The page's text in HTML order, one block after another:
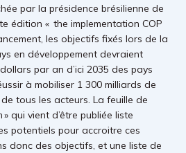
par la présidence brésilienne de
édition « the implementation COP
les objectifs fixés lors de la
en développement devraient
par an d’ici 2035 des pays
à mobiliser 1 300 milliards de
tous les acteurs. La feuille de
qui vient d’être publiée liste
potentiels pour accroitre ces
donc des objectifs, et une liste de